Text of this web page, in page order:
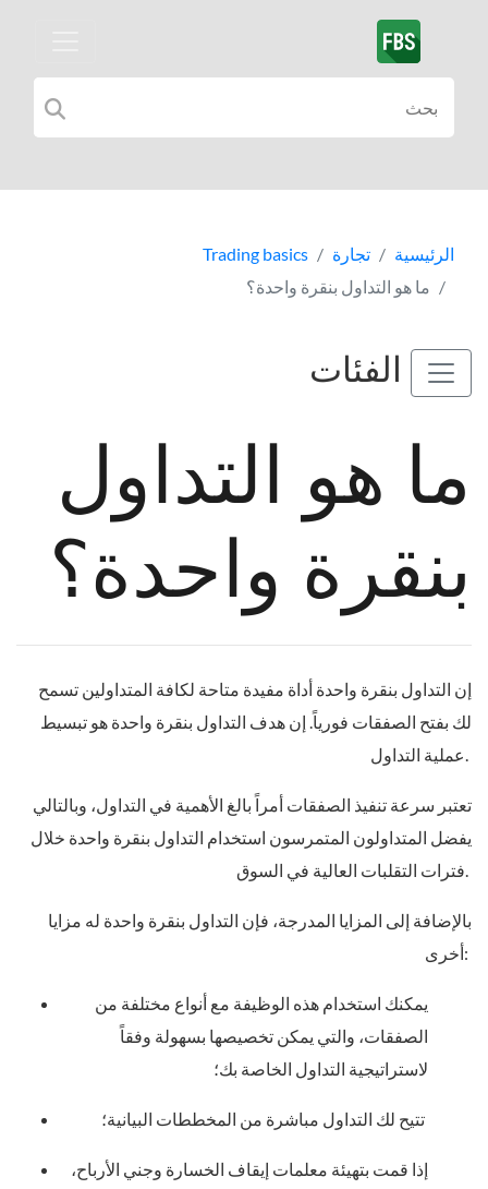
الرئيسية تجارة
Trading basics
ما هو التداول بنقرة واحدة؟
الفئات
ما هو التداول
بنقرة واحدة؟
إن التداول بنقرة واحدة أداة مفيدة متاحة لكافة المتداولين تسمح
لك بفتح الصفقات فورياً. إن هدف التداول بنقرة واحدة هو تبسيط
تعتبر سرعة تنفيذ الصفقات أمراً بالغ الأهمية في التداول، وبالتالي
يفضل المتداولون المتمرسون استخدام التداول بنقرة واحدة خلال
بالإضافة إلى المزايا المدرجة، فإن التداول بنقرة واحدة له مزايا
أخرى:
يمكنك استخدام هذه الوظيفة مع أنواع مختلفة من
الصفقات، والتي يمكن تخصيصها بسهولة وفقاً
لاستراتيجية التداول الخاصة بك؛
إذا قمت بتهيئة معلمات إيقاف الخسارة وجني الأرباح،